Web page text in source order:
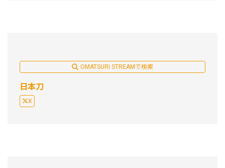
OMATSURI STREAMで検索
日本刀
X